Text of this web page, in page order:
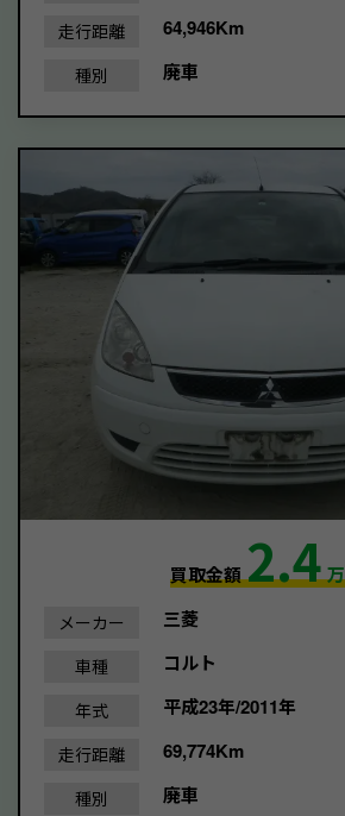
走行距離 64,946Km
種別 廃車
買取金額2.4
メーカー 三菱
車種 コルト
年式 平成23年/2011年
走行距離 69,774Km
種別 廃車